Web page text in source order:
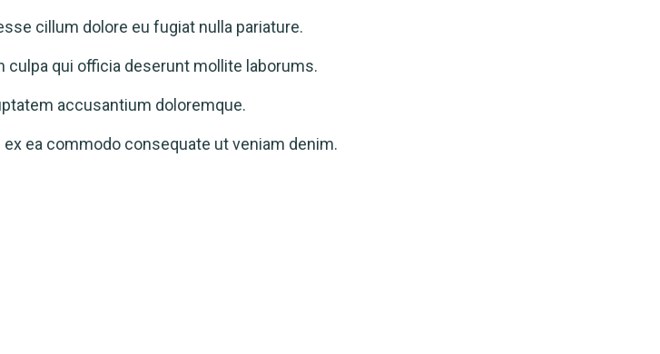
cillum dolore eu fugiat nulla pariature.
qui officia deserunt mollite laborums.
accusantium doloremque.
ea commodo consequate ut veniam denim.